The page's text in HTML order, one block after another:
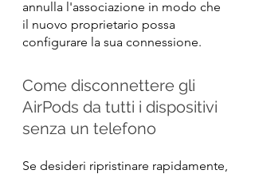
annulla l'associazione in modo che
il nuovo proprietario possa
configurare la sua connessione.
Come disconnettere gli
AirPods da tutti i dispositivi
senza un telefono
Se desideri ripristinare rapidamente,